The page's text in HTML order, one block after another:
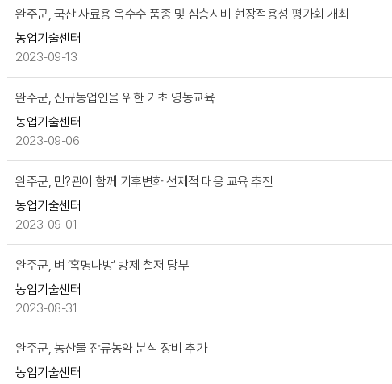
으
로
번
목,
작
성
자,
첨
부
파
일,
작
성
일,
수
등
완주군, 국산 사료용 옥수수 품종 및 심층시비 현장적용성 평가회 개최
농업기술센터
2023-09-13
완주군, 신규농업인을 위한 기초 영농교육
농업기술센터
2023-09-06
완주군, 민?관이 함께 기후변화 선제적 대응 교육 추진
농업기술센터
2023-09-01
완주군, 벼 ‘혹명나방’ 방제 철저 당부
농업기술센터
2023-08-31
완주군, 농산물 잔류농약 분석 장비 추가
농업기술센터